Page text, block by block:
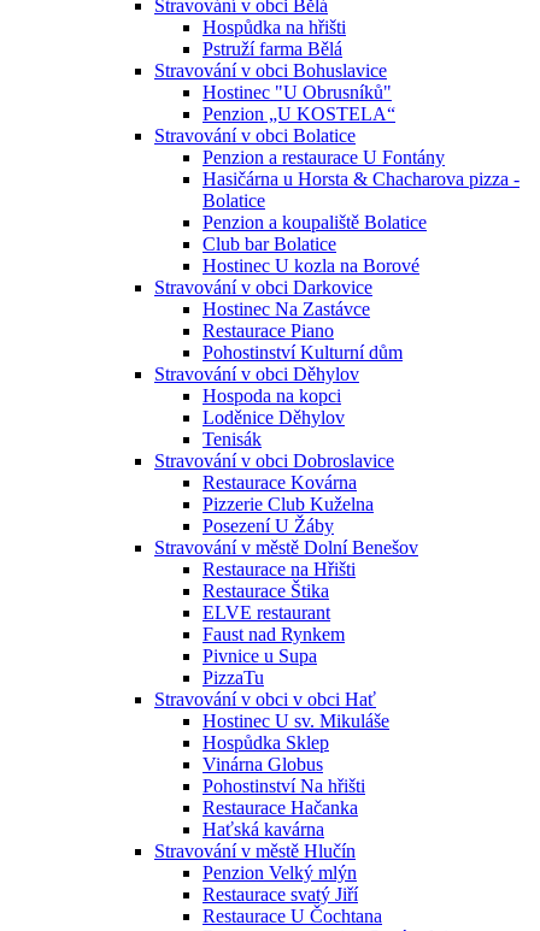
Stravování v obci Bělá
Hospůdka na hřišti
Pstruží farma Bělá
Stravování v obci Bohuslavice
Hostinec "U Obrusníků"
Penzion „U KOSTELA“
Stravování v obci Bolatice
Penzion a restaurace U Fontány
Hasičárna u Horsta & Chacharova pizza -
Bolatice
Penzion a koupaliště Bolatice
Club bar Bolatice
Hostinec U kozla na Borové
Stravování v obci Darkovice
Hostinec Na Zastávce
Restaurace Piano
Pohostinství Kulturní dům
Stravování v obci Děhylov
Hospoda na kopci
Loděnice Děhylov
Tenisák
Stravování v obci Dobroslavice
Restaurace Kovárna
Pizzerie Club Kuželna
Posezení U Žáby
Stravování v městě Dolní Benešov
Restaurace na Hřišti
Restaurace Štika
ELVE restaurant
Faust nad Rynkem
Pivnice u Supa
PizzaTu
Stravování v obci v obci Hať
Hostinec U sv. Mikuláše
Hospůdka Sklep
Vinárna Globus
Pohostinství Na hřišti
Restaurace Hačanka
Haťská kavárna
Stravování v městě Hlučín
Penzion Velký mlýn
Restaurace svatý Jiří
Restaurace U Čochtana